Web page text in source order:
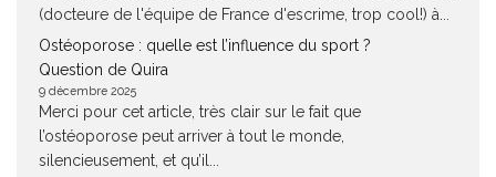
(docteure de l'équipe de France d'escrime, trop cool!) à...
Ostéoporose : quelle est l’influence du sport ?
Question de Quira
9 décembre 2025
Merci pour cet article, très clair sur le fait que
l’ostéoporose peut arriver à tout le monde,
silencieusement, et qu’il...